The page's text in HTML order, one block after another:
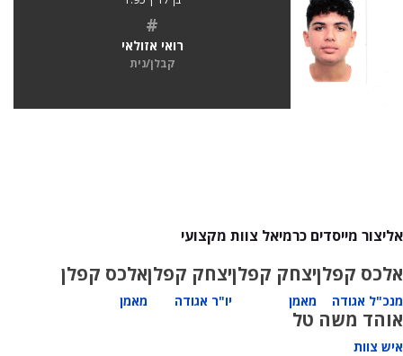
#
רואי אזולאי
קבלן/נית
אליצור מייסדים כרמיאל צוות מקצועי
אלכס קפלן
מנכ"ל אגודה
יצחק קפלן
מאמן
יצחק קפלן
יו"ר אגודה
אלכס קפלן
מאמן
אוהד משה טל
איש צוות